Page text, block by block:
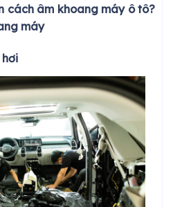
cách âm khoang máy ô tô?
máy